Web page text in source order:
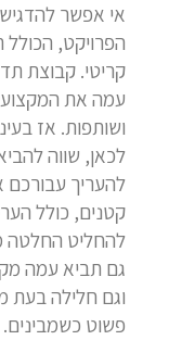
אי אפשר
הפרויקט, הכולל
קריטי. קבוצת
עמה את
ושותפות. אז
לכאן, שווה
להעריך
קטנים, כולל
להחליט החלטה
גם תביא עמה
וגם חלילה בעת
פשוט כשמבינים.